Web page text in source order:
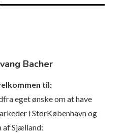
Bacher
til:
eget ønske om at have
i StorKøbenhavn og
af Sjælland: